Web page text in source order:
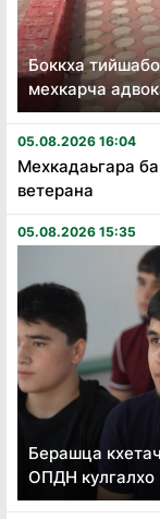
Боккха
мехкарча
05.08.2026 16:04
Мехкадаьгара
ветерана
05.08.2026 15:35
Берашца
ОПДН кулгалхо